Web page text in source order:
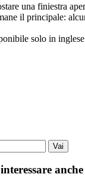
una finiestra
il principale:
solo in inglese
Vai